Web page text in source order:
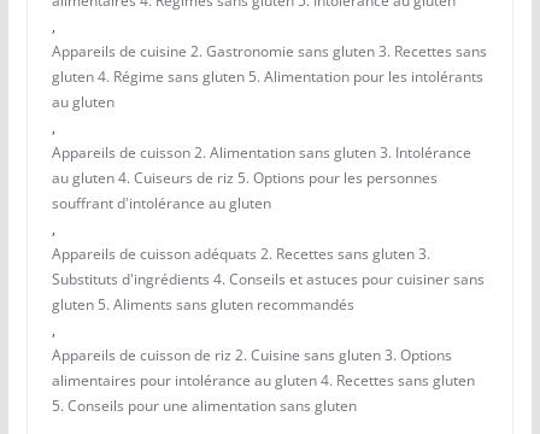
,
Appareils de cuisine 2. Gastronomie sans gluten 3. Recettes sans
gluten 4. Régime sans gluten 5. Alimentation pour les intolérants
au gluten
,
Appareils de cuisson 2. Alimentation sans gluten 3. Intolérance
au gluten 4. Cuiseurs de riz 5. Options pour les personnes
souffrant d'intolérance au gluten
,
Appareils de cuisson adéquats 2. Recettes sans gluten 3.
Substituts d'ingrédients 4. Conseils et astuces pour cuisiner sans
gluten 5. Aliments sans gluten recommandés
,
Appareils de cuisson de riz 2. Cuisine sans gluten 3. Options
alimentaires pour intolérance au gluten 4. Recettes sans gluten
5. Conseils pour une alimentation sans gluten